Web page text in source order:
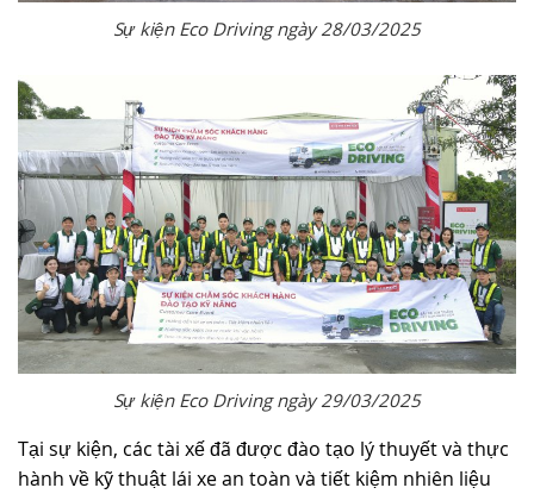
Sự kiện Eco Driving ngày 28/03/2025
Sự kiện Eco Driving ngày 29/03/2025
Tại sự kiện, các tài xế đã được đào tạo lý thuyết và thực
hành về kỹ thuật lái xe an toàn và tiết kiệm nhiên liệu